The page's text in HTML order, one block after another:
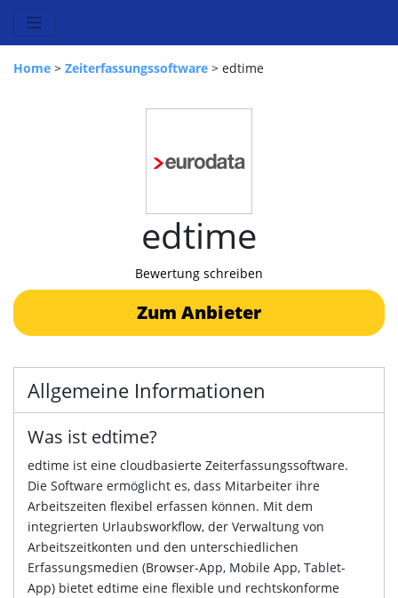
Home > Zeiterfassungssoftware > edtime
edtime
Bewertung schreiben
Zum Anbieter
Allgemeine Informationen
Was ist edtime?
edtime ist eine cloudbasierte Zeiterfassungssoftware.
Die Software ermöglicht es, dass Mitarbeiter ihre
Arbeitszeiten flexibel erfassen können. Mit dem
integrierten Urlaubsworkflow, der Verwaltung von
Arbeitszeitkonten und den unterschiedlichen
Erfassungsmedien (Browser-App, Mobile App, Tablet-
App) bietet edtime eine flexible und rechtskonforme